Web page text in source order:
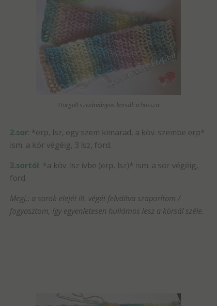
Horgolt szivárványos körsál: a hossza
2.sor: *erp, lsz, egy szem kimarad, a köv. szembe erp*
ism. a kör végéig, 3 lsz, ford.
3.sortól: *a köv. lsz ívbe (erp, lsz)* ism. a sor végéig,
ford.
Megj.: a sorok elejét ill. végét felváltva szaporítom /
fogyasztom, így egyenletesen hullámos lesz a körsál széle.